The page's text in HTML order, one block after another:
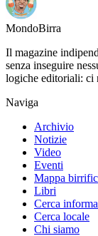
MondoBirra
Il magazine
senza inseguire
logiche editoriali: ci
Naviga
Archivio
Notizie
Video
Eventi
Mappa
Libri
Cerca
Cerca locale
Chi siamo